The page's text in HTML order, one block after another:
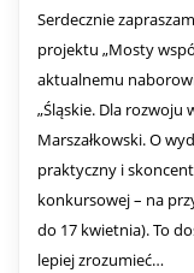
Serdecznie
projektu „Mosty
aktualnemu
„Śląskie. Dla rozwoju
Marszałkowski. O
praktyczny i
konkursowej – na
do 17 kwietnia). To
lepiej zrozumieć…